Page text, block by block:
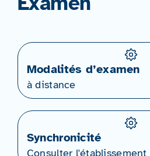
Modalités d’examen
à distance
Synchronicité
Consulter l'établissement